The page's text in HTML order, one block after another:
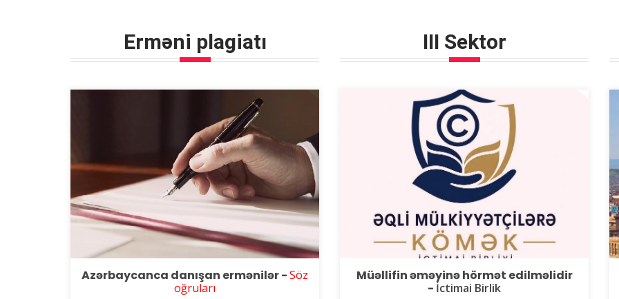
Erməni plagiatı
Azərbaycanca danışan ermənilər -Söz
oğruları
III Sektor
Müəllifin əməyinə hörmət edilməlidir
- İctimai Birlik